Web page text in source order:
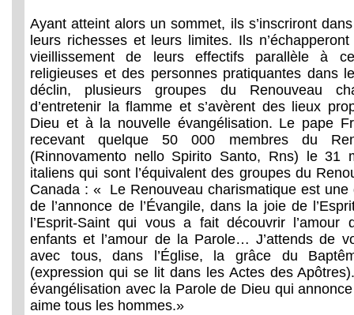
Ayant atteint alors un sommet, ils s’inscriront
leurs richesses et leurs limites. Ils
vieillissement de leurs effectifs parallèle à
religieuses et des personnes pratiquantes dans
déclin, plusieurs groupes du Renouveau
d’entretenir la flamme et s’avèrent des lieux
Dieu et à la nouvelle évangélisation. Le pape
recevant quelque 50 000 membres du
(Rinnovamento nello Spirito Santo, Rns) le 31
italiens qui sont l’équivalent des groupes du
Canada : « Le Renouveau charismatique est une
de l’annonce de l’Évangile, dans la joie de
l’Esprit-Saint qui vous a fait découvrir
enfants et l’amour de la Parole… J’attends de
avec tous, dans l’Église, la grâce du
(expression qui se lit dans les Actes des
évangélisation avec la Parole de Dieu qui
aime tous les hommes.»